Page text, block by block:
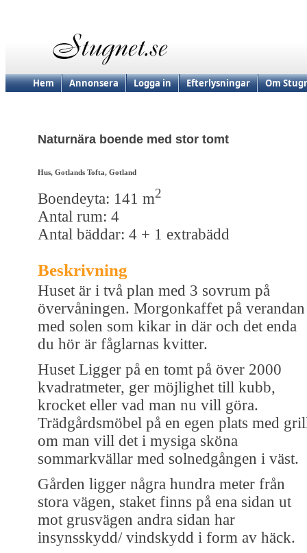
Hem Annonsera Logga in Efterlysningar Om
Naturnära boende med stor tomt
Hus, Gotlands Tofta, Gotland
Boendeyta: 141 m2
Antal rum: 4
Antal bäddar: 4 + 1 extrabädd
Beskrivning
Huset är i två plan med 3 sovrum på
övervåningen. Morgonkaffet på verandan
med solen som kikar in där och det enda
du hör är fåglarnas kvitter.
Huset Ligger på en tomt på över 2000
kvadratmeter, ger möjlighet till kubb,
krocket eller vad man nu vill göra.
Trädgårdsmöbel på en egen plats med
om man vill det i mysiga sköna
sommarkvällar med solnedgången i väst.
Gården ligger några hundra meter från
stora vägen, staket finns på ena sidan ut
mot grusvägen andra sidan har
insynsskydd/ vindskydd i form av häck.